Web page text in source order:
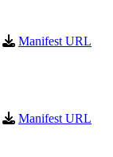
Manifest URL
Manifest URL